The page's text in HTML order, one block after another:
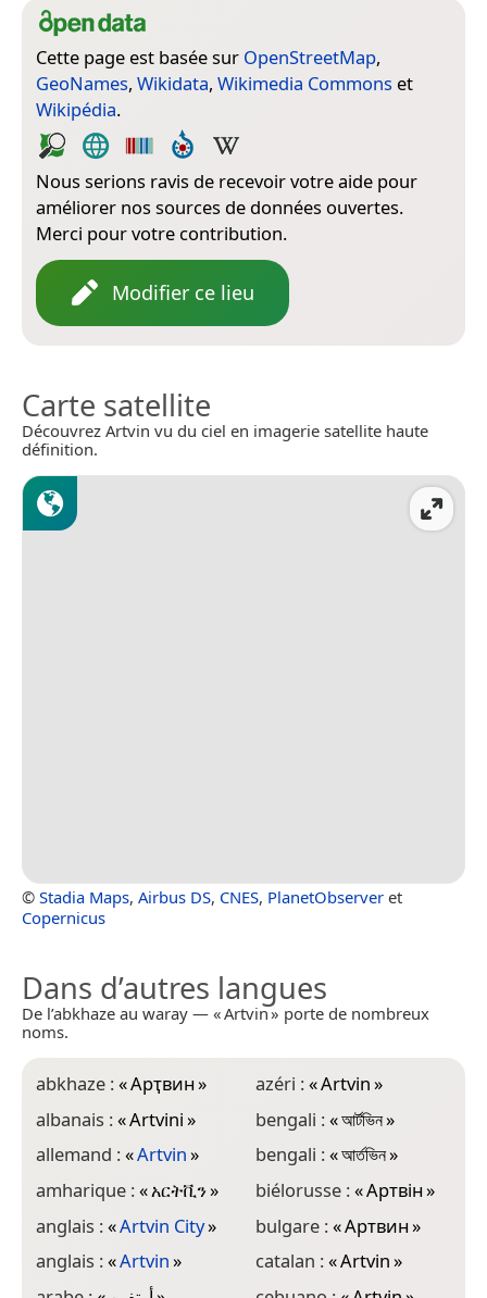
Cette page est basée sur OpenStreetMap,
GeoNames, Wikidata, Wikimedia Commons et
Wikipédia.
Nous serions ravis de recevoir votre aide pour
améliorer nos sources de données ouvertes.
Merci pour votre contribution.
Modifier ce lieu
Carte satellite
Découvrez Artvin vu du ciel en imagerie satellite haute
définition.
© Stadia Maps, Airbus DS, CNES, PlanetObserver et
Copernicus
Dans d’autres langues
De l’abkhaze au waray — « Artvin » porte de nombreux
noms.
abkhaze :«Арҭвин»
albanais :«Artvini»
allemand :«Artvin»
amharique :«አርትቪን»
anglais :«Artvin City»
anglais :«Artvin»
azéri :«Artvin»
bengali :«আর্টভিন»
bengali :«আর্তভিন»
biélorusse :«Артвін»
bulgare :«Артвин»
catalan :«Artvin»